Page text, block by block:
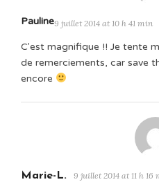
Pauline9 juillet 2014 at 10 h 41 min
C'est magnifique !! Je tente
de remerciements, car save
encore
Marie-L. 9 juillet 2014 at 11 h 16